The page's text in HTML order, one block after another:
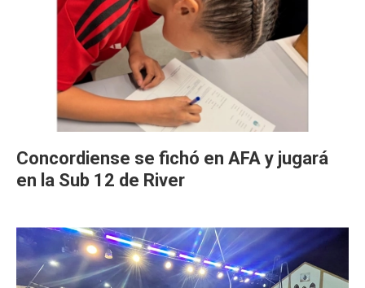
Concordiense se fichó en AFA y jugará
en la Sub 12 de River